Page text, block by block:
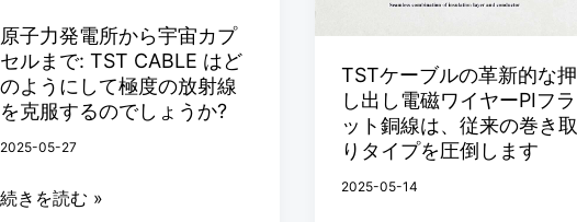
ロ
ジ
ェ
ク
が
ー
ル
ド
原子力発電所から宇宙カプ
セルまで: TST CABLE はど
のようにして極度の放射線
を克服するのでしょうか?
2025-05-27
ら
宇
宙
カ
セ
続きを読む »
TSTケーブルの革新的な押
し出し電磁ワイヤーPIフラ
ット銅線は、従来の巻き取
りタイプを圧倒します
2025-05-14
的
な
押